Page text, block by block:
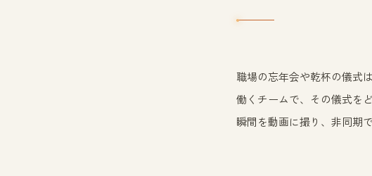
職場の忘年会や乾杯の儀式
働くチームで、その儀式を
瞬間を動画に撮り、非同期